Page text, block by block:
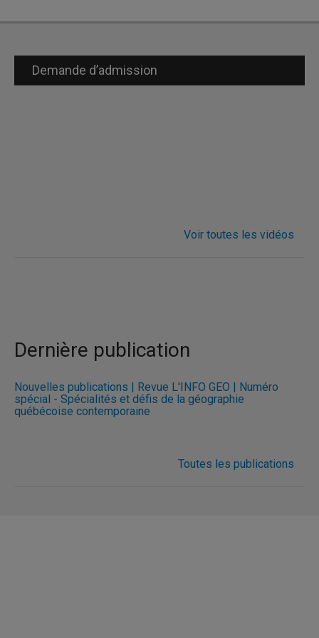
Demande d’admission
Voir toutes les vidéos
Dernière publication
Nouvelles publications | Revue L'INFO GÉO | Numéro
spécial - Spécialités et défis de la géographie
québécoise contemporaine
Toutes les publications